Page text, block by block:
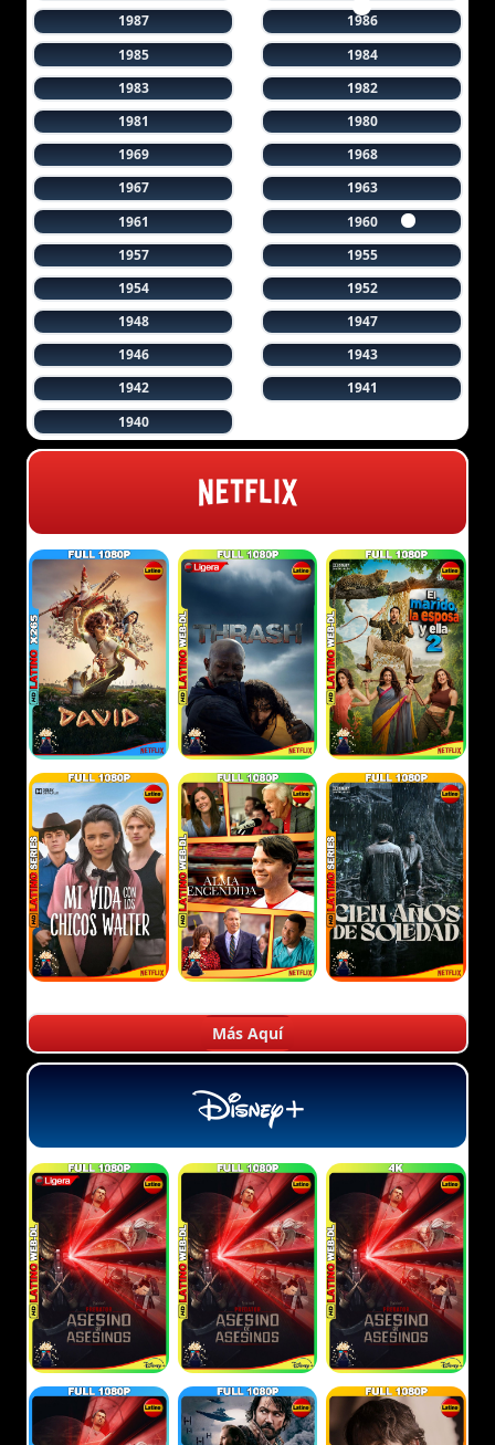
1987
1986
1985
1984
1983
1982
1981
1980
1969
1968
1967
1963
1961
1960
1957
1955
1954
1952
1948
1947
1946
1943
1942
1941
1940
Más Aquí